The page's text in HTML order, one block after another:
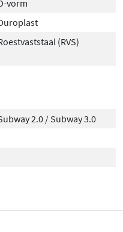
warm Almond. Zo
aansluit bij uw
ook kleurbestendig
scharnieren
vorm
(RVS)
2.0 / Subway 3.0